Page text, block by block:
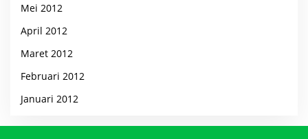
Mei 2012
April 2012
Maret 2012
Februari 2012
Januari 2012